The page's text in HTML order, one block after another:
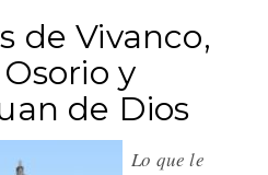
de Vivanco,
y
de Dios
Lo que le